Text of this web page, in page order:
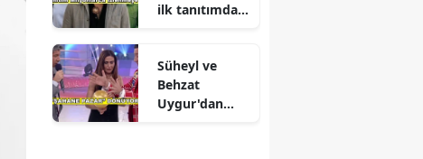
ilk tanıtımdan
Süheyl ve
Behzat
Uygur'dan